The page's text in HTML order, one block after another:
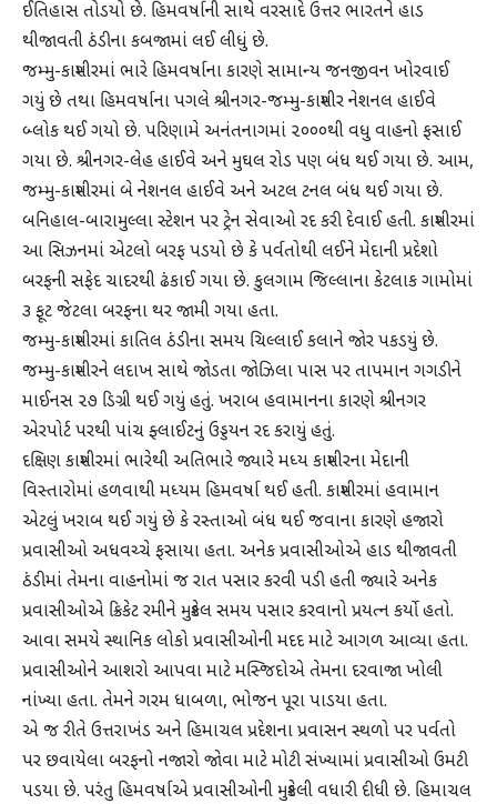
ઈતિહાસ તોડયો છે. હિમવર્ષાની સાથે વરસાદે ઉત્તર ભારતને હાડ
થીજાવતી ઠંડીના કબજામાં લઈ લીધું છે.
જમ્મુ-કાશ્મીરમાં ભારે હિમવર્ષાના કારણે સામાન્ય જનજીવન ખોરવાઈ
ગયું છે તથા હિમવર્ષાના પગલે શ્રીનગર-જમ્મુ-કાશ્મીર નેશનલ હાઈવે
બ્લોક થઈ ગયો છે. પરિણામે અનંતનાગમાં ૨૦૦૦થી વધુ વાહનો ફસાઈ
ગયા છે. શ્રીનગર-લેહ હાઈવે અને મુઘલ રોડ પણ બંધ થઈ ગયા છે. આમ,
જમ્મુ-કાશ્મીરમાં બે નેશનલ હાઈવે અને અટલ ટનલ બંધ થઈ ગયા છે.
બનિહાલ-બારામુલ્લા સ્ટેશન પર ટ્રેન સેવાઓ રદ કરી દેવાઈ હતી. કાશ્મીરમાં
આ સિઝનમાં એટલો બરફ પડયો છે કે પર્વતોથી લઈને મેદાની પ્રદેશો
બરફની સફેદ ચાદરથી ઢંકાઈ ગયા છે. કુલગામ જિલ્લાના કેટલાક ગામોમાં
૩ ફૂટ જેટલા બરફના થર જામી ગયા હતા.
જમ્મુ-કાશ્મીરમાં કાતિલ ઠંડીના સમય ચિલ્લાઈ કલાને જાેર પકડયું છે.
જમ્મુ-કાશ્મીરને લદાખ સાથે જાેડતા જાેઝિલા પાસ પર તાપમાન ગગડીને
માઈનસ ૨૭ ડિગ્રી થઈ ગયું હતું. ખરાબ હવામાનના કારણે શ્રીનગર
એરપોર્ટ પરથી પાંચ ફ્લાઈટનું ઉડ્ડયન રદ કરાયું હતું.
દક્ષિણ કાશ્મીરમાં ભારેથી અતિભારે જ્યારે મધ્ય કાશ્મીરના મેદાની
વિસ્તારોમાં હળવાથી મધ્યમ હિમવર્ષા થઈ હતી. કાશ્મીરમાં હવામાન
એટલું ખરાબ થઈ ગયું છે કે રસ્તાઓ બંધ થઈ જવાના કારણે હજારો
પ્રવાસીઓ અધવચ્ચે ફસાયા હતા. અનેક પ્રવાસીઓએ હાડ થીજાવતી
ઠંડીમાં તેમના વાહનોમાં જ રાત પસાર કરવી પડી હતી જ્યારે અનેક
પ્રવાસીઓએ ક્રિકેટ રમીને મુશ્કેલ સમય પસાર કરવાનો પ્રયત્ન કર્યો હતો.
આવા સમયે સ્થાનિક લોકો પ્રવાસીઓની મદદ માટે આગળ આવ્યા હતા.
પ્રવાસીઓને આશરો આપવા માટે મસ્જિદોએ તેમના દરવાજા ખોલી
નાંખ્યા હતા. તેમને ગરમ ધાબળા, ભોજન પૂરા પાડયા હતા.
એ જ રીતે ઉત્તરાખંડ અને હિમાચલ પ્રદેશના પ્રવાસન સ્થળો પર પર્વતો
પર છવાયેલા બરફનો નજારો જાેવા માટે મોટી સંખ્યામાં પ્રવાસીઓ ઉમટી
પડયા છે. પરંતુ હિમવર્ષાએ પ્રવાસીઓની મુશ્કેલી વધારી દીધી છે. હિમાચલ